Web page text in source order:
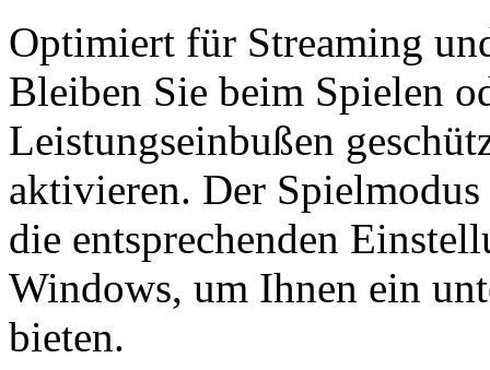
Optimiert für Streaming
Bleiben Sie beim Spielen
Leistungs­einbußen
aktivieren. Der
die entsprechenden
Windows, um Ihnen ein
bieten.